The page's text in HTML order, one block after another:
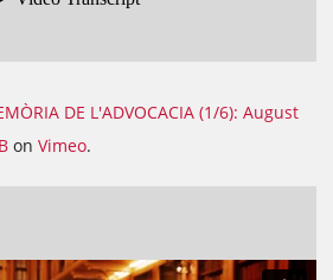
DE L'ADVOCACIA (1/6): August
on Vimeo.